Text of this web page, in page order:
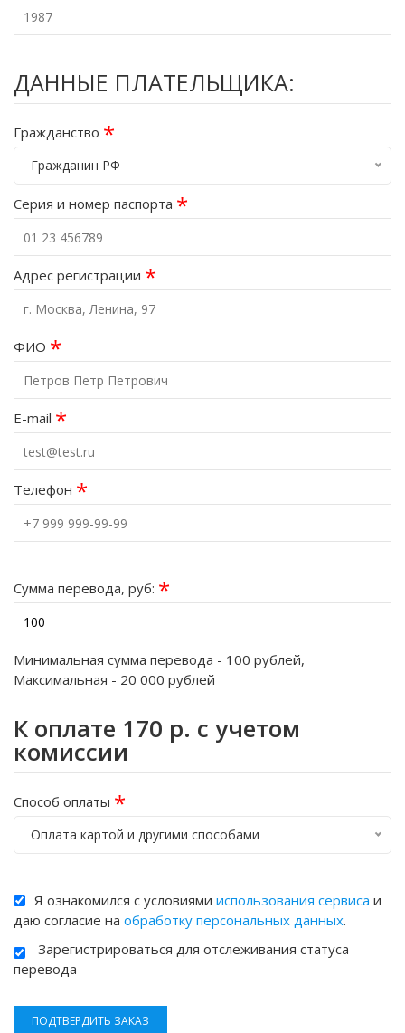
ДАННЫЕ ПЛАТЕЛЬЩИКА:
Гражданство *
Гражданин РФ
Серия и номер паспорта *
Адрес регистрации *
ФИО *
E-mail *
Телефон *
Сумма перевода, руб: *
Минимальная сумма перевода - 100 рублей,
Максимальная - 20 000 рублей
К оплате 170 р. с учетом
комиссии
Способ оплаты *
Оплата картой и другими способами
Я ознакомился с условиями использования сервиса и
даю согласие на обработку персональных данных.
Зарегистрироваться для отслеживания статуса
перевода
ПОДТВЕРДИТЬ ЗАКАЗ